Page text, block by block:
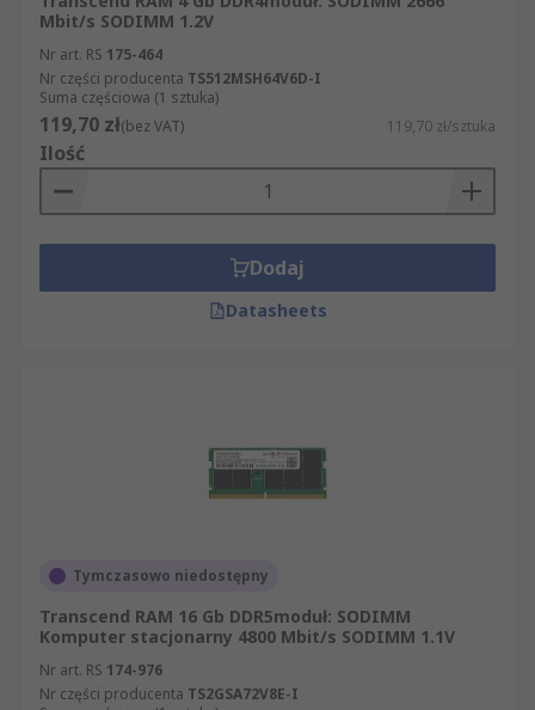
Mbit/s SODIMM 1.2V
Nr art. RS 175-464
Nr części producenta TS512MSH64V6D-I
Suma częściowa (1 sztuka)
119,70 zł(bez VAT) 119,70 zł/sztuka
Ilość
Dodaj
Datasheets
Tymczasowo niedostępny
Transcend RAM 16 Gb DDR5moduł: SODIMM
Komputer stacjonarny 4800 Mbit/s SODIMM 1.1V
Nr art. RS 174-976
Nr części producenta TS2GSA72V8E-I